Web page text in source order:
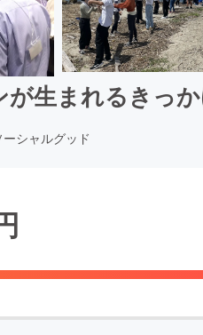
生まれるきっ
ーシャルグッド